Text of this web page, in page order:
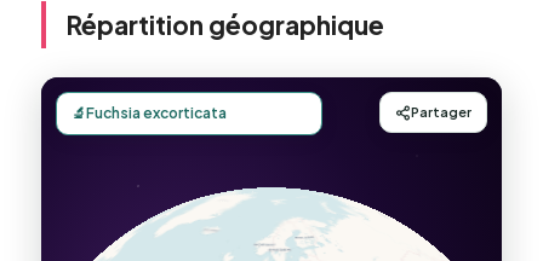
Répartition géographique